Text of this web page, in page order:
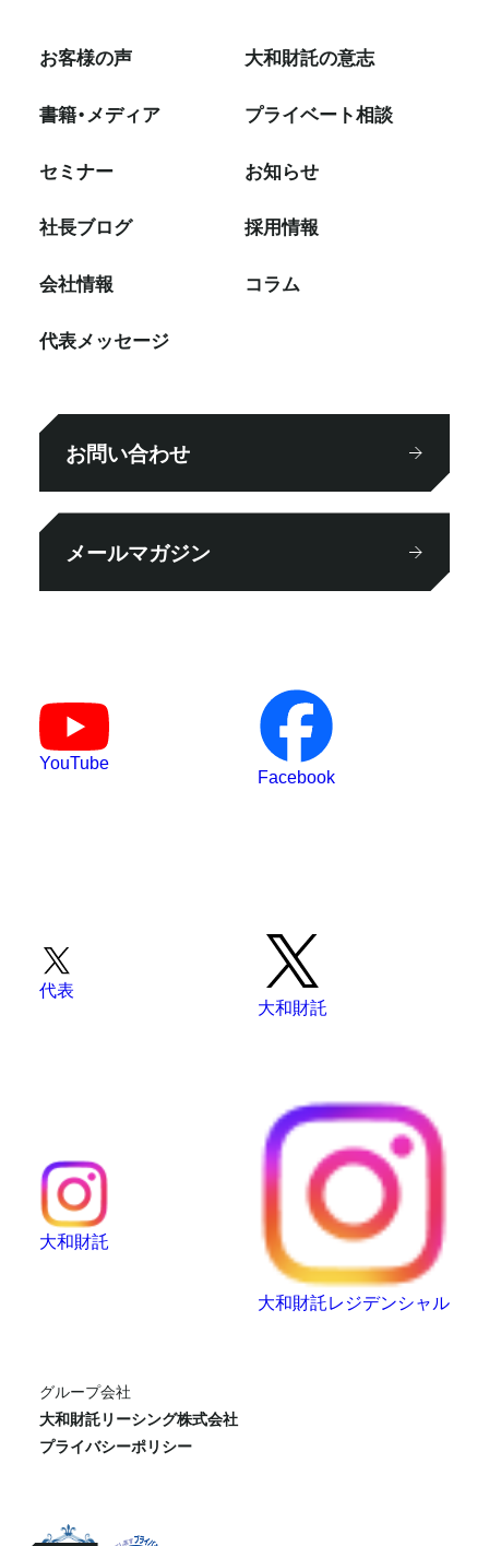
お客様の声
書籍・メディア
セミナー
社⻑ブログ
会社情報
代表メッセージ
大和財託の意志
プライベート相談
お知らせ
採⽤情報
コラム
お問い合わせ
メールマガジン
YouTube
Facebook
代表
大和財託
大和財託
大和財託レジデンシャル
グループ会社
大和財託リーシング株式会社
プライバシーポリシー